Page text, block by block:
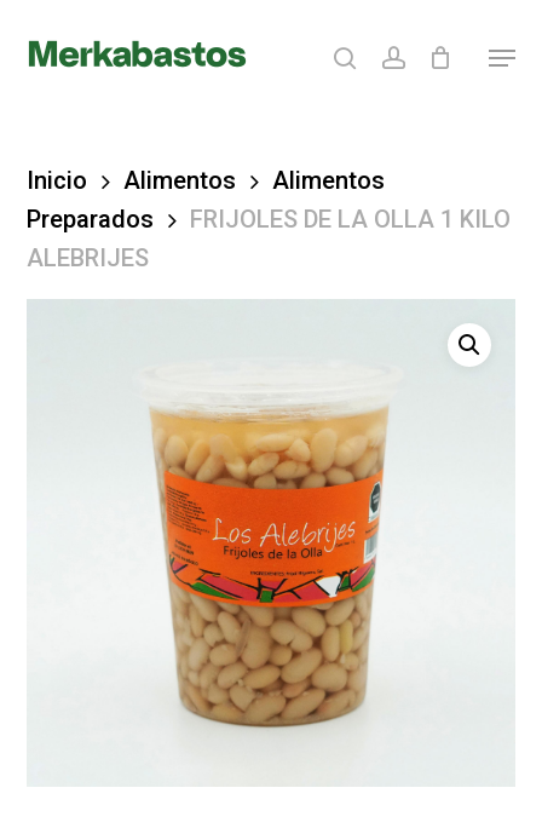
searchaccount Menu
Inicio Alimentos
Alimentos
Preparados
FRIJOLES DE LA OLLA 1 KILO
ALEBRIJES
Close